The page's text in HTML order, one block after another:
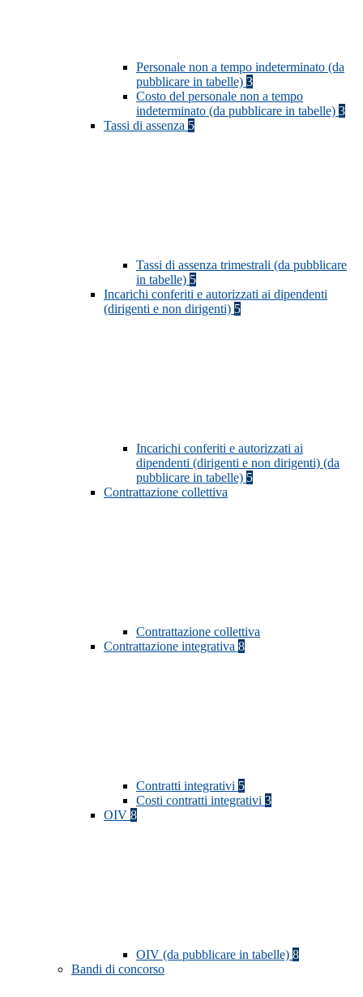
Personale non a tempo indeterminato (da
pubblicare in tabelle) 3
Costo del personale non a tempo
indeterminato (da pubblicare in tabelle) 3
Tassi di assenza 5
Tassi di assenza trimestrali (da pubblicare
in tabelle) 5
Incarichi conferiti e autorizzati ai dipendenti
(dirigenti e non dirigenti) 5
Incarichi conferiti e autorizzati ai
dipendenti (dirigenti e non dirigenti) (da
pubblicare in tabelle) 5
Contrattazione collettiva
Contrattazione collettiva
Contrattazione integrativa 8
Contratti integrativi 5
Costi contratti integrativi 3
OIV 8
OIV (da pubblicare in tabelle) 8
Bandi di concorso